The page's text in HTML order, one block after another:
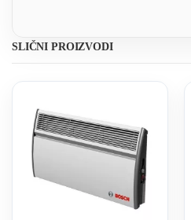
SLIČNI PROIZVODI